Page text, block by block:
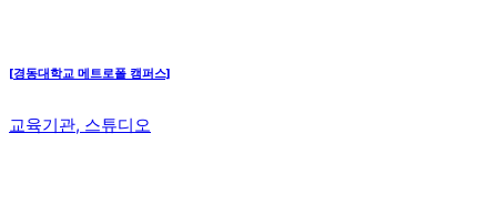
[경동대학교 메트로폴 캠퍼스]
교육기관, 스튜디오